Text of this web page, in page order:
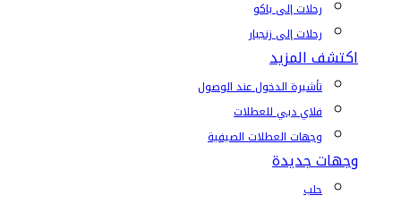
رحلات إلى باكو
رحلات إلى زنجبار
اكتشف المزيد
تأشيرة الدخول عند الوصول
فلاي دبي للعطلات
وجهات العطلات الصيفية
وجهات جديدة
حلب